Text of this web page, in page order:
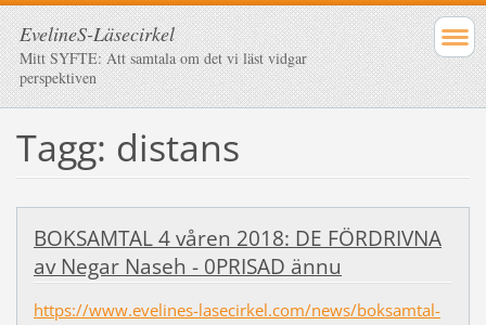
EvelineS-Läsecirkel
Mitt SYFTE: Att samtala om det vi läst vidgar
perspektiven
Tagg: distans
BOKSAMTAL 4 våren 2018: DE FÖRDRIVNA
av Negar Naseh - 0PRISAD ännu
https://www.evelines-lasecirkel.com/news/boksamtal-